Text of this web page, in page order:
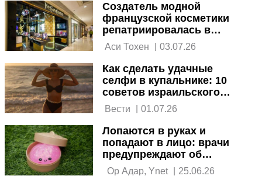
Создатель модной
французской косметики
репатриировалась в
Израиль
03.07.26
Как сделать удачные
селфи в купальнике: 10
советов израильского
фотографа
| 01.07.26
Лопаются в руках и
попадают в лицо: врачи
предупреждают об
опасности игрушек-
сквиши
  Ор Адар, Ynet
| 25.06.26